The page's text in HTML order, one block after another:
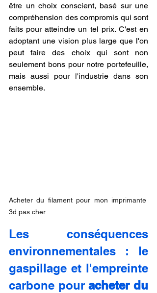
être un choix conscient, basé sur une
compréhension des compromis qui sont
faits pour atteindre un tel prix. C'est en
adoptant une vision plus large que l'on
peut faire des choix qui sont non
seulement bons pour notre portefeuille,
mais aussi pour l'industrie dans son
ensemble.
Acheter du filament pour mon imprimante
3d pas cher
Les conséquences
environnementales : le
gaspillage et l'empreinte
carbone pour acheter du